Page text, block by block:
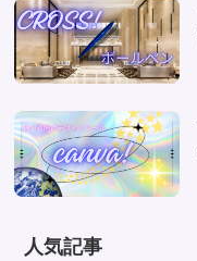
人気記事